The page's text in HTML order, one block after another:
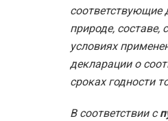
соответствующие
природе, составе,
условиях
декларации о
сроках годности
В соответствии с